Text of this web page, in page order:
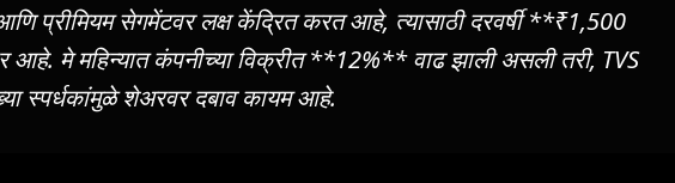
प्रीमियम सेगमेंटवर लक्ष केंद्रित करत आहे, त्यासाठी दरवर्षी **₹1,500
मे महिन्यात कंपनीच्या विक्रीत **12%** वाढ झाली असली तरी, TVS
स्पर्धकांमुळे शेअरवर दबाव कायम आहे.